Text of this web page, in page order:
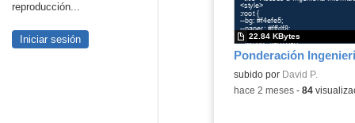
reproducción...
Iniciar sesión
subido por David P.
22.84 KBytes
-hace 2 meses- 84